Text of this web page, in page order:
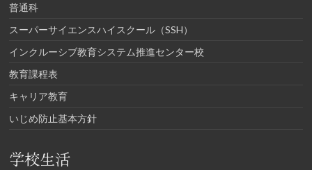
普通科
スーパーサイエンスハイスクール（SSH）
インクルーシブ教育システム推進センター校
教育課程表
キャリア教育
いじめ防止基本方針
学校生活